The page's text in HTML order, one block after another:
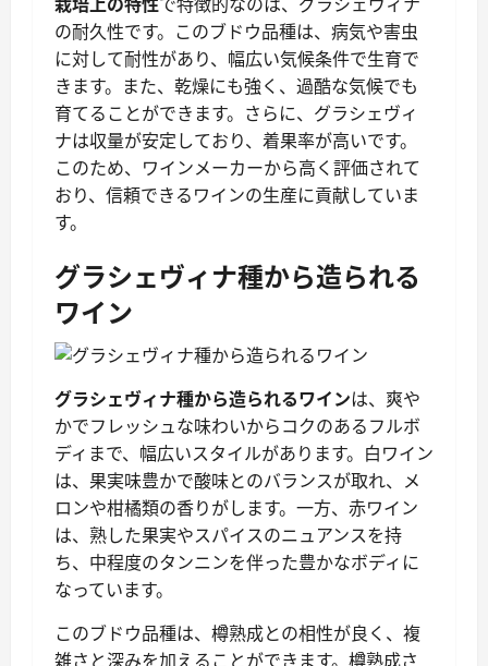
の耐久性です。このブドウ品種は、病気や害虫
に対して耐性があり、幅広い気候条件で生育で
きます。また、乾燥にも強く、過酷な気候でも
育てることができます。さらに、グラシェヴィ
ナは収量が安定しており、着果率が高いです。
このため、ワインメーカーから高く評価されて
おり、信頼できるワインの生産に貢献していま
す。
グラシェヴィナ種から造られる
ワイン
グラシェヴィナ種から造られるワインは、爽や
かでフレッシュな味わいからコクのあるフルボ
ディまで、幅広いスタイルがあります。白ワイン
は、果実味豊かで酸味とのバランスが取れ、メ
ロンや柑橘類の香りがします。一方、赤ワイン
は、熟した果実やスパイスのニュアンスを持
ち、中程度のタンニンを伴った豊かなボディに
なっています。
このブドウ品種は、樽熟成との相性が良く、複
雑さと深みを加えることができます。樽熟成さ